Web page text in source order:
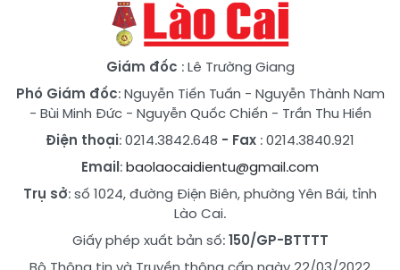
Giám đốc : Lê Trường Giang
Phó Giám đốc:Nguyễn Tiến Tuấn - Nguyễn Thành Nam
- Bùi Minh Đức- Nguyễn Quốc Chiến - Trần Thu Hiền
Điện thoại: 0214.3842.648 - Fax : 0214.3840.921
Email:baolaocaidientu@gmail.com
Trụ sở: số 1024, đường Điện Biên, phường Yên Bái, tỉnh
Lào Cai.
Giấy phép xuất bản số:150/GP-BTTTT